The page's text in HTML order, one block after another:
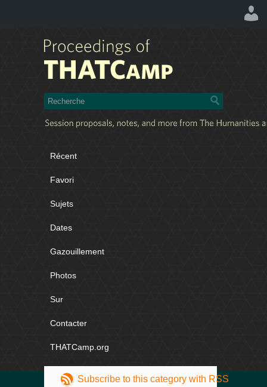
Récent
Favori
Sujets
Dates
Gazouillement
Photos
Sur
Contacter
THATCamp.org
Subscribe to this category with RSS